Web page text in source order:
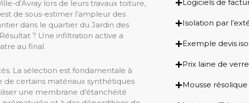
d’Avray lors de leurs travaux toiture,
de sous-estimer l’ampleur des
dans le quartier du Jardin des
? Une infiltration active a
au final.
La sélection est fondamentale à
de certains matériaux synthétiques
une membrane d’étanchéité
Logiciels de
Isolation par
Exemple devis
Prix laine de verre
Mousse